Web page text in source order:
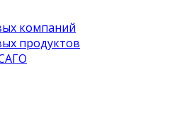
компаний
продуктов